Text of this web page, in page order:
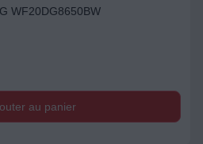
WF20DG8650BW
au panier